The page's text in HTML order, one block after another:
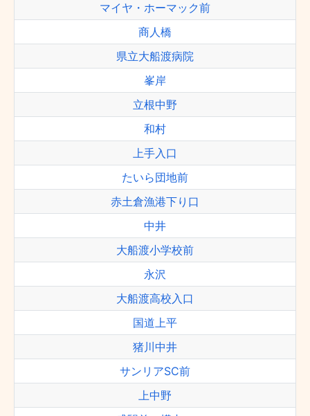
マイヤ・ホーマック前
商人橋
県立大船渡病院
峯岸
立根中野
和村
上手入口
たいら団地前
赤土倉漁港下り口
中井
大船渡小学校前
永沢
大船渡高校入口
国道上平
猪川中井
サンリアSC前
上中野